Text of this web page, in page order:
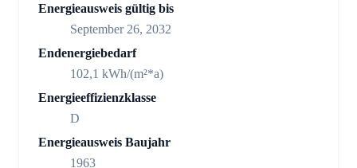
Energieausweis gültig bis
September 26, 2032
Endenergiebedarf
102,1 kWh/(m²*a)
Energieeffizienzklasse
D
Energieausweis Baujahr
1963